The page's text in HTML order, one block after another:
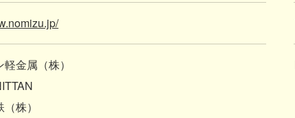
軽金属（株）
株）